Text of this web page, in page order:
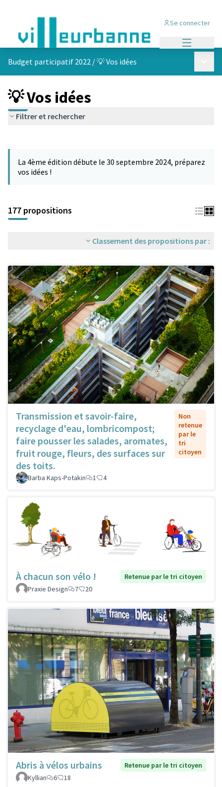
Se connecter
Budget participatif 2022 /💡 Vos idées
💡 Vos idées
Filtrer et rechercher
−
La 4ème édition débute le 30 septembre 2024, préparez
vos idées !
177 propositions
Classement des propositions par :
Transmission et savoir-faire,
recyclage d'eau, lombricompost;
faire pousser les salades, aromates,
fruit rouge, fleurs, des surfaces sur
des toits.
Non
retenue
par le
tri
citoyen
Barba Kaps-Potakin 1 4
À chacun son vélo !
Retenue par le tri citoyen
Praxie Design
7 20
Abris à vélos urbains
Retenue par le tri citoyen
Kyllian
6 18